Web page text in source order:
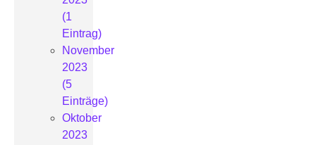
(1
Eintrag)
November
2023
(5
Einträge)
Oktober
2023